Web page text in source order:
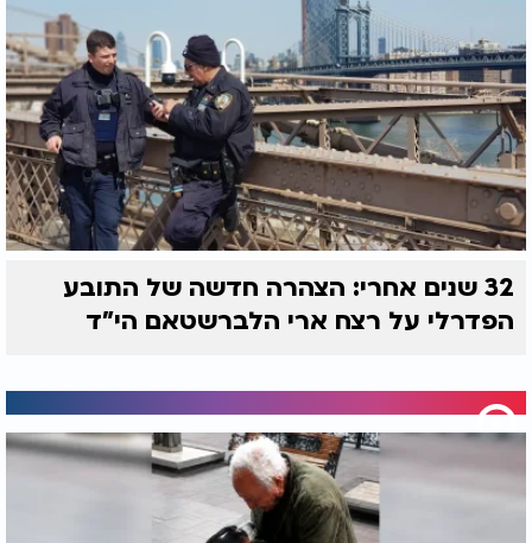
32 שנים אחרי: הצהרה חדשה של התובע
הפדרלי על רצח ארי הלברשטאם הי"ד